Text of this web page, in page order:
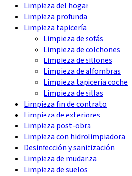
Limpieza del hogar
Limpieza profunda
Limpieza tapicería
Limpieza de sofás
Limpieza de colchones
Limpieza de sillones
Limpieza de alfombras
Limpieza tapicería coche
Limpieza de sillas
Limpieza fin de contrato
Limpieza de exteriores
Limpieza post-obra
Limpieza con hidrolimpiadora
Desinfección y sanitización
Limpieza de mudanza
Limpieza de suelos